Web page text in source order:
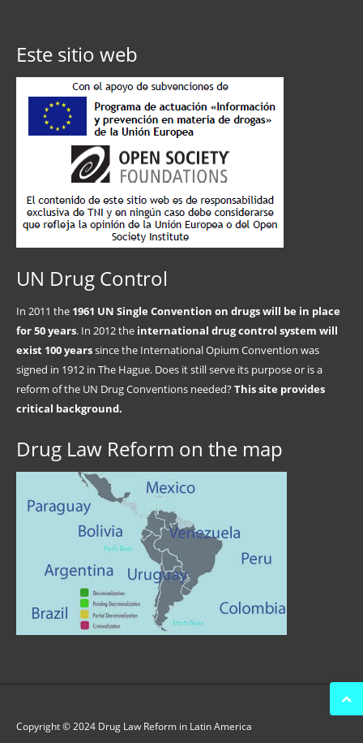
Este sitio web
UN Drug Control
In 2011 the 1961 UN Single Convention on drugs will be in place
for 50 years. In 2012 the international drug control system will
exist 100 yearssince the International Opium Convention was
signed in 1912 in The Hague. Does it still serve its purpose or is a
reform of the UN Drug Conventions needed?This site provides
critical background.
Drug Law Reform on the map
Copyright © 2024 Drug Law Reform in Latin America